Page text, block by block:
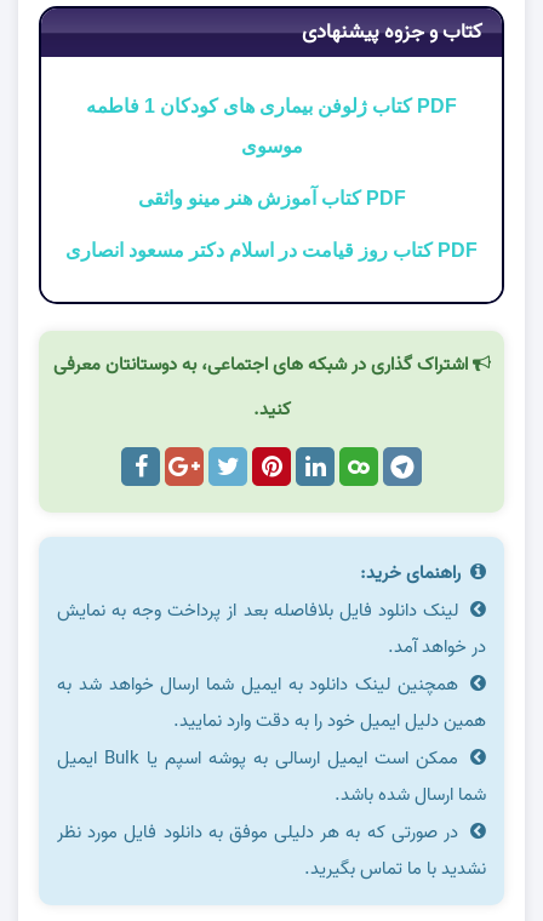
کتاب و جزوه پیشنهادی
PDF کتاب ژلوفن بیماری های کودکان 1 فاطمه
موسوی
PDF کتاب آموزش هنر مینو واثقی
PDF کتاب روز قیامت در اسلام دکتر مسعود انصاری
اشتراک گذاری در شبکه های اجتماعی، به دوستانتان معرفی
کنید.
راهنمای خرید:
لینک دانلود فایل بلافاصله بعد از پرداخت وجه به نمایش
در خواهد آمد.
همچنین لینک دانلود به ایمیل شما ارسال خواهد شد به
همین دلیل ایمیل خود را به دقت وارد نمایید.
ممکن است ایمیل ارسالی به پوشه اسپم یا Bulk ایمیل
شما ارسال شده باشد.
در صورتی که به هر دلیلی موفق به دانلود فایل مورد نظر
نشدید با ما تماس بگیرید.